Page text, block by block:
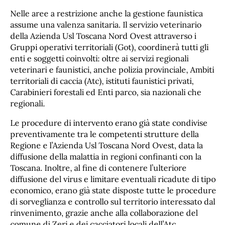
Nelle aree a restrizione anche la gestione faunistica
assume una valenza sanitaria. Il servizio veterinario
della Azienda Usl Toscana Nord Ovest attraverso i
Gruppi operativi territoriali (Got), coordinerà tutti gli
enti e soggetti coinvolti: oltre ai servizi regionali
veterinari e faunistici, anche polizia provinciale, Ambiti
territoriali di caccia (Atc), istituti faunistici privati,
Carabinieri forestali ed Enti parco, sia nazionali che
regionali.
Le procedure di intervento erano già state condivise
preventivamente tra le competenti strutture della
Regione e l’Azienda Usl Toscana Nord Ovest, data la
diffusione della malattia in regioni confinanti con la
Toscana. Inoltre, al fine di contenere l’ulteriore
diffusione del virus e limitare eventuali ricadute di tipo
economico, erano già state disposte tutte le procedure
di sorveglianza e controllo sul territorio interessato dal
rinvenimento, grazie anche alla collaborazione del